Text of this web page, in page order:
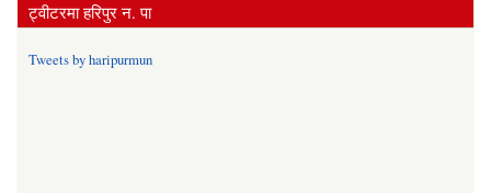
ट्वीटरमा हरिपुर न. पा
Tweets by haripurmun